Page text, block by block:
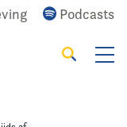
Podcasts
Zoeken